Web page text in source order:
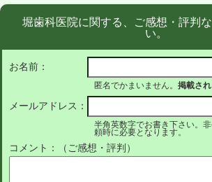
堀歯科医院に関する、ご感想・評判
い。
お名前：
匿名でかまいません。 掲載され
メールアドレス：
半角英数字でお書き下さい。
頼時に必要となります。
コメント：（ご感想・評判）